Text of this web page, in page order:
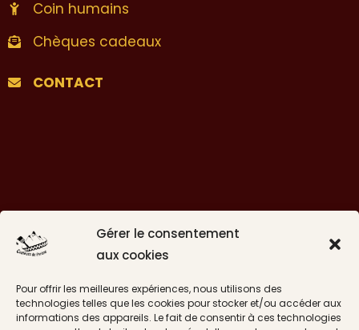
Gérer le consentement
aux cookies
Pour offrir les meilleures expériences, nous utilisons des
technologies telles que les cookies pour stocker et/ou accéder aux
informations des appareils. Le fait de consentir à ces technologies
Coin humains
Chèques cadeaux
CONTACT